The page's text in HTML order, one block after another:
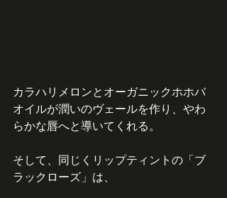
カラハリメロンとオーガニックホホバ
オイルが潤いのヴェールを作り、やわ
らかな唇へと導いてくれる。
そして、同じくリップティントの「ブ
ラックローズ」は、